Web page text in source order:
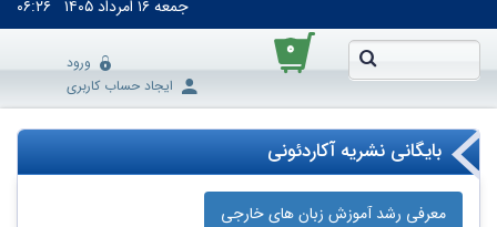
جمعه۱۶ اَمرداد ۱۴۰۵ ۰۶:۲۶
۰
ورود
ایجاد حساب کاربری
بایگانی نشریه آکاردئونی
معرفی رشد آموزش زبان‌ های خارجی